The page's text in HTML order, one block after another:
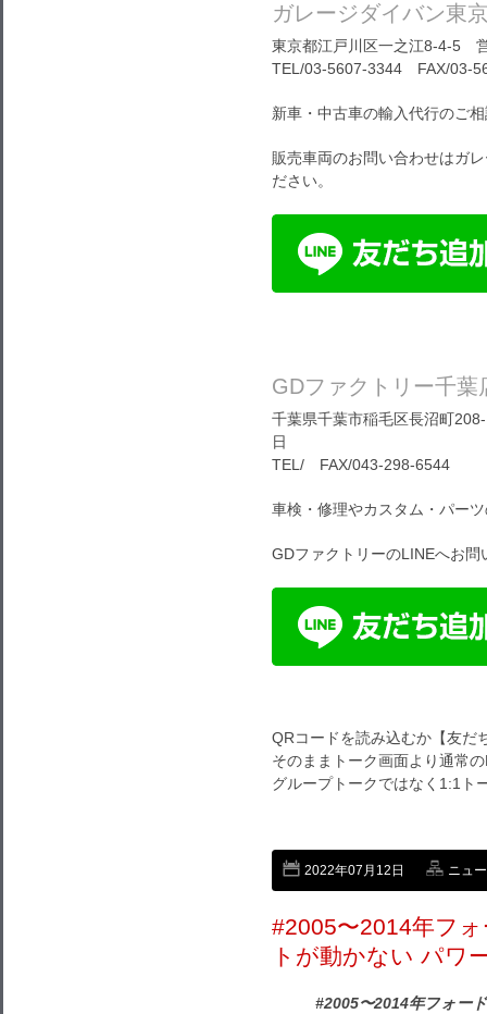
ガレージダイバン東
東京都江戸川区一之江8-4-5
TEL/03-5607-3344 FAX/03-
新車・中古車の輸入代行のご
販売車両のお問い合わせはガ
ださい。
GDファクトリー千葉
千葉県千葉市稲毛区長沼町
日
TEL/ FAX/043-298-6544
車検・修理やカスタム・パー
GDファクトリーのLINEへお問
QRコードを読み込むか【友だ
そのままトーク画面より通常
グループトークではなく1:1ト
2022年07月12日 ニュ
#2005〜2014年フ
トが動かない パワ
#2005〜2014年フォー